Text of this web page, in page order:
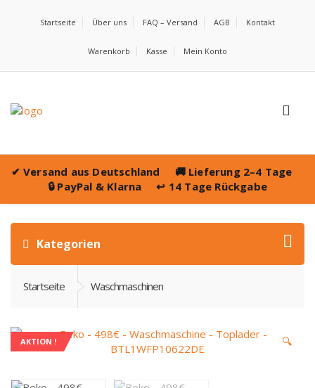
Startseite Über uns FAQ – Versand AGB Kontakt
Warenkorb Kasse Mein Konto
✔ Versand aus Deutschland 🚚 Lieferung 2–4 Tage
🔒 PayPal & Klarna ↩️ 14 Tage Rückgabe
Kategorien
Startseite Waschmaschinen
AKTION ! 🔍